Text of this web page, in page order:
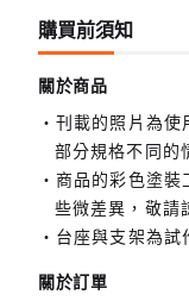
購買前須知
關於商品
刊載的照片為使
部分規格不同的
商品的彩色塗裝
些微差異，敬請
台座與支架為試
關於訂單